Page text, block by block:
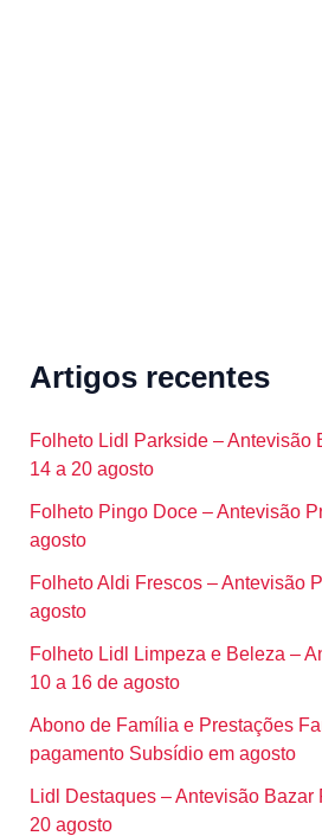
Artigos recentes
Folheto Lidl Parkside – Antevisão
14 a 20 agosto
Folheto Pingo Doce – Antevisão
agosto
Folheto Aldi Frescos – Antevisão
agosto
Folheto Lidl Limpeza e Beleza –
10 a 16 de agosto
Abono de Família e Prestações
pagamento Subsídio em agosto
Lidl Destaques – Antevisão Bazar
20 agosto